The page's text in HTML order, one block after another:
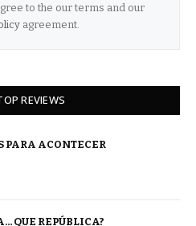
to the our terms and our
agreement.
REVIEWS
PARA ACONTECER
QUE REPÚBLICA?